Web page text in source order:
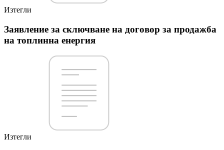
Изтегли
Заявление за сключване на договор за продажба
на топлинна енергия
Изтегли